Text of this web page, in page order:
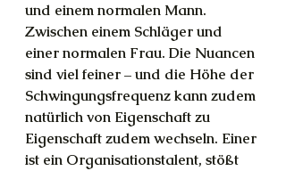
und einem normalen Mann.
Zwischen einem Schläger und
einer normalen Frau. Die Nuancen
sind viel feiner – und die Höhe der
Schwingungsfrequenz kann zudem
natürlich von Eigenschaft zu
Eigenschaft zudem wechseln. Einer
ist ein Organisationstalent, stößt